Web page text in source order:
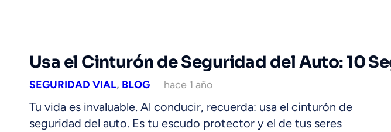
Usa el Cinturón de Seguridad del Auto: 10
SEGURIDAD VIAL, BLOG hace 1 año
Tu vida es invaluable. Al conducir, recuerda: usa el cinturón de
seguridad del auto. Es tu escudo protector y el de tus seres